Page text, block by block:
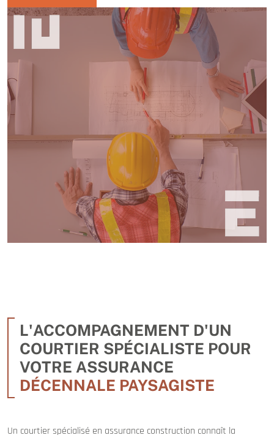
L'ACCOMPAGNEMENT D'UN
COURTIER SPÉCIALISTE POUR
VOTRE ASSURANCE
DÉCENNALE PAYSAGISTE
Un courtier spécialisé en assurance construction connaît la